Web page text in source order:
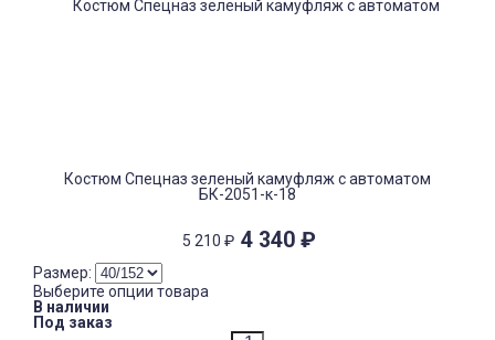
Костюм Спецназ зеленый камуфляж с автоматом
БК-2051-к-18
5 210 ₽ 4 340 ₽
Размер:
Выберите опции товара
В наличии
Под заказ